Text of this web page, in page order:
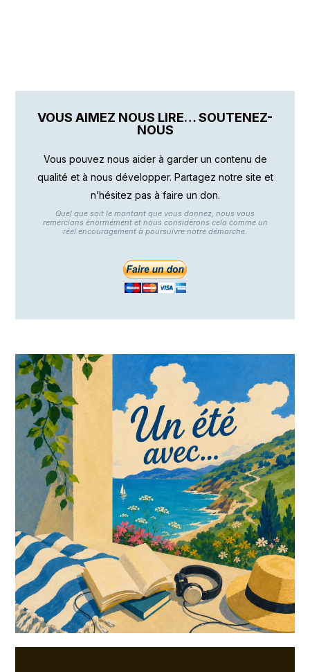
VOUS AIMEZ NOUS LIRE… SOUTENEZ-
NOUS
Vous pouvez nous aider à garder un contenu de
qualité et à nous développer. Partagez notre site et
n’hésitez pas à faire un don.
Quel que soit le montant que vous donnez, nous vous
remercions énormément et nous considérons cela comme un
réel encouragement à poursuivre notre démarche.